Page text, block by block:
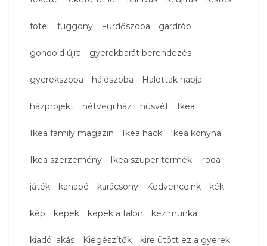
fotel függöny Fürdőszoba gardrób
gondold újra gyerekbarát berendezés
gyerekszoba hálószoba Halottak napja
házprojekt hétvégi ház húsvét Ikea
Ikea family magazin Ikea hack Ikea konyha
Ikea szerzemény Ikea szuper termék iroda
játék kanapé karácsony Kedvenceink kék
kép képek képek a falon kézimunka
kiadó lakás Kiegészítők kire ütött ez a gyerek